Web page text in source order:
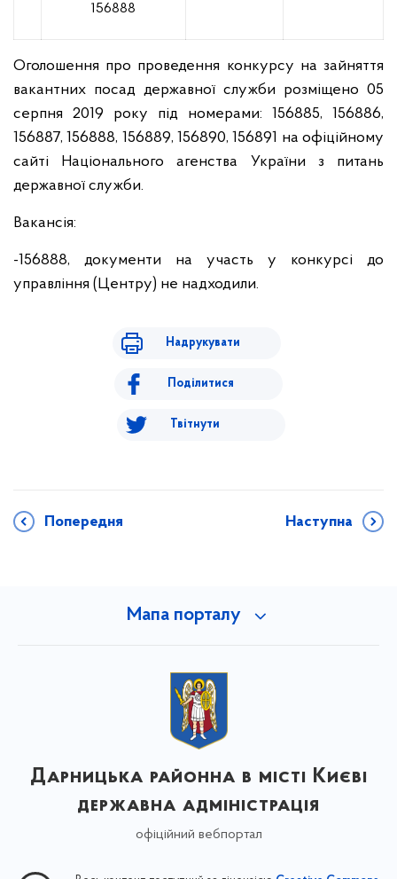
156888
Оголошення про проведення конкурсу на зайняття
вакантних посад державної служби розміщено 05
серпня 2019 року під номерами: 156885, 156886,
156887, 156888, 156889, 156890, 156891 на офіційному
сайті Національного агенства України з питань
державної служби.
Вакансія:
-156888, документи на участь у конкурсі до
управління (Центру) не надходили.
Надрукувати
Поділитися
Твітнути
Попередня Наступна
Мапа порталу
Дарницька районна в місті Києві
державна адміністрація
офіційний вебпортал